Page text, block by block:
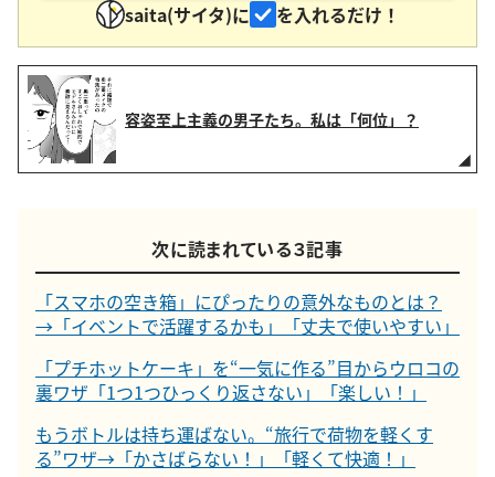
saita(サイタ)に
を入れるだけ！
容姿至上主義の男子たち。私は「何位」？
次に読まれている３記事
「スマホの空き箱」にぴったりの意外なものとは？
→「イベントで活躍するかも」「丈夫で使いやすい」
「プチホットケーキ」を“一気に作る”目からウロコの
裏ワザ「1つ1つひっくり返さない」「楽しい！」
もうボトルは持ち運ばない。“旅行で荷物を軽くす
る”ワザ→「かさばらない！」「軽くて快適！」